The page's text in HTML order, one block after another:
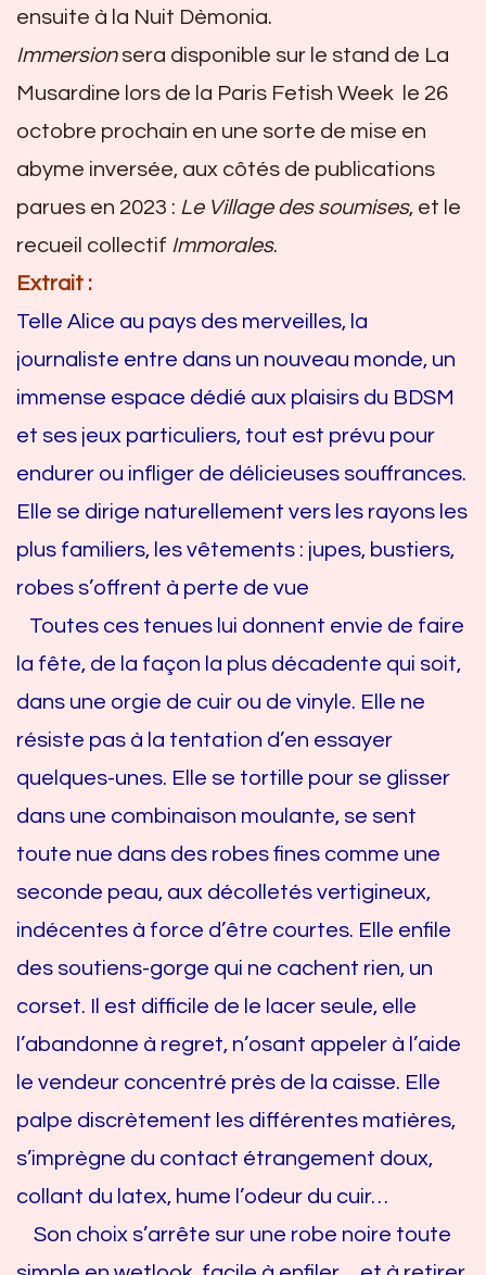
ensuite à la Nuit Dèmonia.
Immersionsera disponible sur le stand de La
Musardine lors de la Paris Fetish Week le 26
octobre prochain en une sorte de mise en
abyme inversée, aux côtés de publications
parues en 2023 : Le Village des soumises, et le
recueil collectif Immorales.
Extrait :
Telle Alice au pays des merveilles, la
journaliste entre dans un nouveau monde, un
immense espace dédié aux plaisirs du BDSM
et ses jeux particuliers, tout est prévu pour
endurer ou infliger de délicieuses souffrances.
Elle se dirige naturellement vers les rayons les
plus familiers, les vêtements : jupes, bustiers,
robes s’offrent à perte de vue
Toutes ces tenues lui donnent envie de faire
la fête, de la façon la plus décadente qui soit,
dans une orgie de cuir ou de vinyle. Elle ne
résiste pas à la tentation d’en essayer
quelques-unes. Elle se tortille pour se glisser
dans une combinaison moulante, se sent
toute nue dans des robes fines comme une
seconde peau, aux décolletés vertigineux,
indécentes à force d’être courtes. Elle enfile
des soutiens-gorge qui ne cachent rien, un
corset. Il est difficile de le lacer seule, elle
l’abandonne à regret, n’osant appeler à l’aide
le vendeur concentré près de la caisse. Elle
palpe discrètement les différentes matières,
s’imprègne du contact étrangement doux,
collant du latex, hume l’odeur du cuir…
Son choix s’arrête sur une robe noire toute